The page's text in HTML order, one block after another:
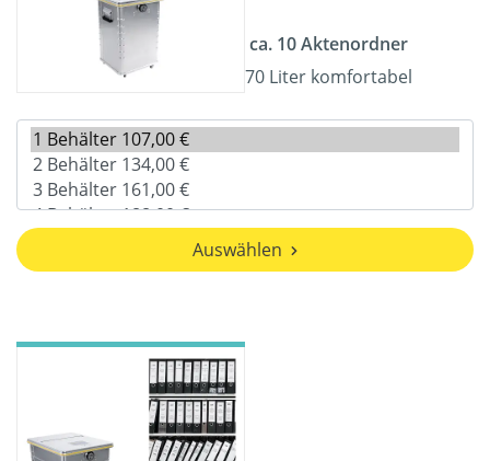
ca. 10 Aktenordner
70 Liter komfortabel
Auswählen